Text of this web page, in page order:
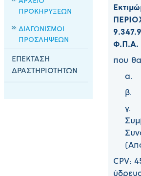
ΠΡΟΚΗΡΥΞΕΩΝ
ΔΙΑΓΩΝΙΣΜΟΙ
ΠΡΟΣΛΗΨΕΩΝ
ΕΠΕΚΤΑΣΗ
ΔΡΑΣΤΗΡΙΟΤΗΤΩΝ
Φ.Π.Α.
που
α.
β.
γ.
CPV: